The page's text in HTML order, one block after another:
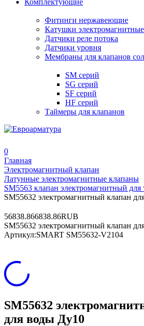
Комплектующие
Фитинги нержавеющие
Катушки электромагнитные
Датчики реле потока
Датчики уровня
Мембраны для клапанов
SM серий
SG серий
SF серий
HF серий
Таймеры для клапанов
0
Главная
Электромагнитный клапан
Латунные электромагнитные клапаны
SM5563 клапан электромагнитный
SM55632 электромагнитный клапан
56838.866838.86RUB
SM55632 электромагнитный клапан
Артикул:SMART SM55632-V2104
SM55632
для воды Ду10